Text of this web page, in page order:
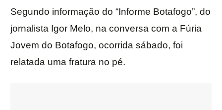
Segundo informação do “Informe Botafogo”, do
jornalista Igor Melo, na conversa com a Fúria
Jovem do Botafogo, ocorrida sábado, foi
relatada uma fratura no pé.